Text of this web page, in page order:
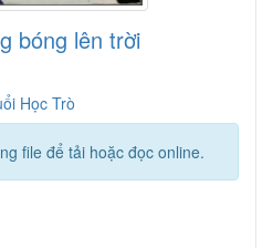
bóng lên trời
Học Trò
file để tải hoặc đọc online.